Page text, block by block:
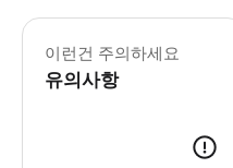
이런건 주의하세요
유의사항